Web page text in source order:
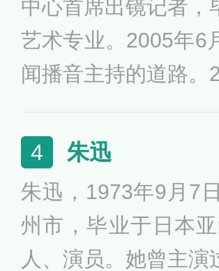
席演出官。2021年
限公司出任艺术总监
中心首席出镜记者，
艺术专业。2005年6
闻播音主持的道路
持人”，央视新闻中
优秀现场报道等多种
《今日亚洲》《中国
京》《北京您早》等
4 朱迅
朱迅，1973年9月7
州市，毕业于日本
人、演员。她曾主